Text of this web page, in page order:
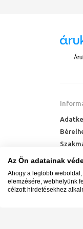
Az Ön adatainak
Ahogy a legtöbb
elemzésére, webhelyünk
célzott hirdetésekhez